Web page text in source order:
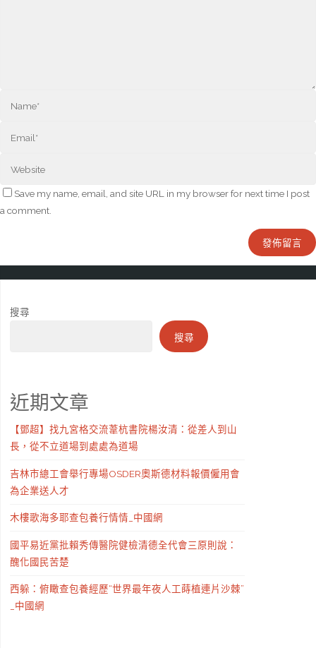
Save my name, email, and site URL in my browser for next time I post
a comment.
搜尋
搜尋
近期文章
【鄧超】找九宮格交流葦杭書院楊汝清：從差人到山
長，從不立道場到處處為道場
吉林市總工會舉行專場OSDER奧斯德材料報價僱用會
為企業送人才
木樓歌海多耶查包養行情情_中國網
國平易近黨批賴秀傳醫院健檢清德全代會三原則說：
醜化國民苦楚
西躲：俯瞰查包養經歷“世界最年夜人工蒔植連片沙棘”
_中國網